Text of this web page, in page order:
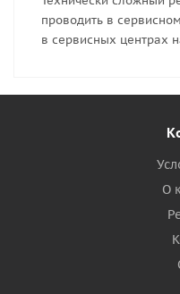
проводить в
в сервисных центрах
О